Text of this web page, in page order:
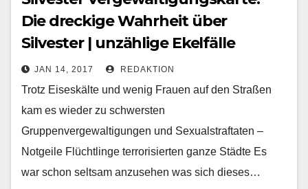
Die dreckige Wahrheit über
Silvester | unzählige Ekelfälle
JAN 14, 2017 REDAKTION
Trotz Eiseskälte und wenig Frauen auf den Straßen
kam es wieder zu schwersten
Gruppenvergewaltigungen und Sexualstraftaten –
Notgeile Flüchtlinge terrorisierten ganze Städte Es
war schon seltsam anzusehen was sich dieses…